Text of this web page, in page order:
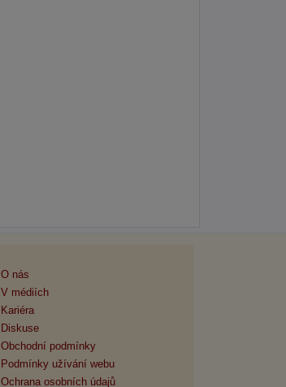
O nás
V médiích
Kariéra
Diskuse
Obchodní podmínky
Podmínky užívání webu
Ochrana osobních údajů